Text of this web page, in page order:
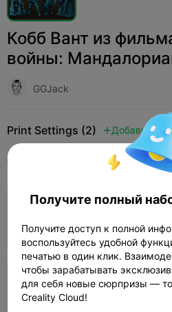
Кобб Вант из
войны:
GGJack
Print Settings (2)  Добавить
K2 Plus K2 Pro
0.2mm layer, 4
 02h 28m
0.16mm layer, 2
Получите полный
Получите доступ к полной
воспользуйтесь удобной
печатью в один клик.
чтобы зарабатывать
для себя новые сюрпризы —
Creality Cloud!